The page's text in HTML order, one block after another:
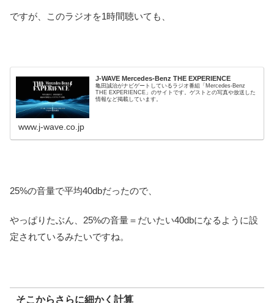
ですが、このラジオを1時間聴いても、
J-WAVE Mercedes-Benz THE EXPERIENCE
亀田誠治がナビゲートしているラジオ番組「Mercedes-Benz
THE EXPERIENCE」のサイトです。ゲストとの写真や放送した
情報など掲載しています。
www.j-wave.co.jp
25%の音量で平均40dbだったので、
やっぱりたぶん、25%の音量＝だいたい40dbになるように設
定されているみたいですね。
そこからさらに細かく計算